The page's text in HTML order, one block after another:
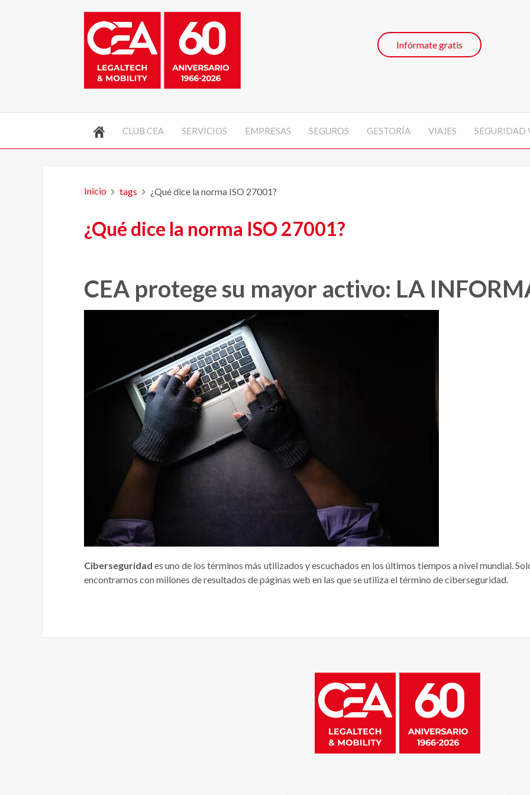
Infórmate gratis
CLUB CEA SERVICIOS EMPRESAS SEGUROS GESTORÍA VIAJES SEGURIDAD
Inicio tags ¿Qué dice la norma ISO 27001?
¿Qué dice la norma ISO 27001?
CEA protege su mayor activo: LA
Ciberseguridad es uno de los términos más utilizados y escuchados en los últimos tiempos a nivel mundial.
encontrarnos con millones de resultados de páginas web en las que se utiliza el término de ciberseguridad.